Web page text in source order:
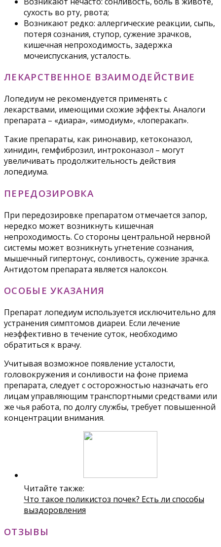
сухость во рту, рвота;
Возникают редко: аллергические реакции, сыпь,
потеря сознания, ступор, сужение зрачков,
кишечная непроходимость, задержка
мочеиспускания, усталость.
ЛЕКАРСТВЕННОЕ ВЗАИМОДЕЙСТВИЕ
Лопедиум не рекомендуется применять с
лекарствами, имеющими схожие эффекты. Аналоги
препарата – «диара», «имодиум», «лоперакап».
Такие препараты, как ринонавир, кетоконазол,
хинидин, гемфиброзил, интроконазол – могут
увеличивать продолжительность действия
лопедиума.
ПЕРЕДОЗИРОВКА
При передозировке препаратом отмечается запор,
нередко может возникнуть кишечная
непроходимость. Со стороны центральной нервной
системы может возникнуть угнетение сознания,
мышечный гипертонус, сонливость, сужение зрачка.
Антидотом препарата является налоксон.
ОСОБЫЕ УКАЗАНИЯ
Препарат лопедиум используется исключительно для
устранения симптомов диареи. Если лечение
неэффективно в течение суток, необходимо
обратиться к врачу.
Учитывая возможное появление усталости,
головокружения и сонливости на фоне приема
препарата, следует с осторожностью назначать его
лицам управляющим транспортными средствами или
же чья работа, по долгу службы, требует повышенной
концентрации внимания.
Читайте также:
Что такое поликистоз почек? Есть ли способы
выздоровления
ОТЗЫВЫ